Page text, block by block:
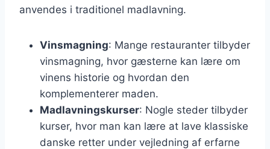
anvendes i traditionel madlavning.
Vinsmagning: Mange restauranter tilbyder
vinsmagning, hvor gæsterne kan lære om
vinens historie og hvordan den
komplementerer maden.
Madlavningskurser: Nogle steder tilbyder
kurser, hvor man kan lære at lave klassiske
danske retter under vejledning af erfarne